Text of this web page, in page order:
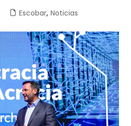
Escobar, Noticias